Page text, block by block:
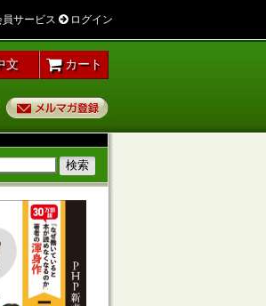
サービス ログイン
文 カート
プレゼント